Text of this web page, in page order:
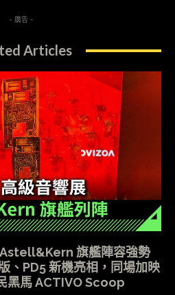
- 廣告 -
Articles
Astell&Kern 旗艦陣容強勢
、PD5 新機亮相，同場加映
黑馬 ACTIVO Scoop